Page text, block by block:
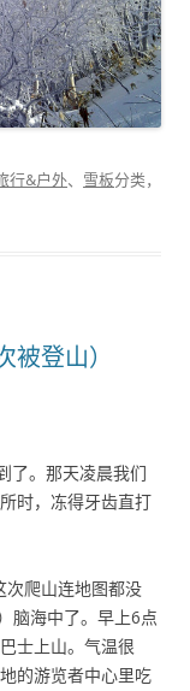
行&户外、 雪板分类，
登山）
了。那天凌晨我们
时，冻得牙齿直打
次爬山连地图都没
脑海中了。早上6点
士上山。气温很
的游览者中心里吃